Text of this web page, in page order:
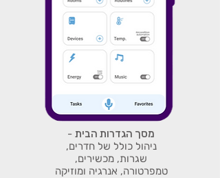
מסך הגדרות הבית -
ניהול כולל של חדרים,
שגרות, מכשירים,
טמפרטורה, אנרגיה ומוזיקה